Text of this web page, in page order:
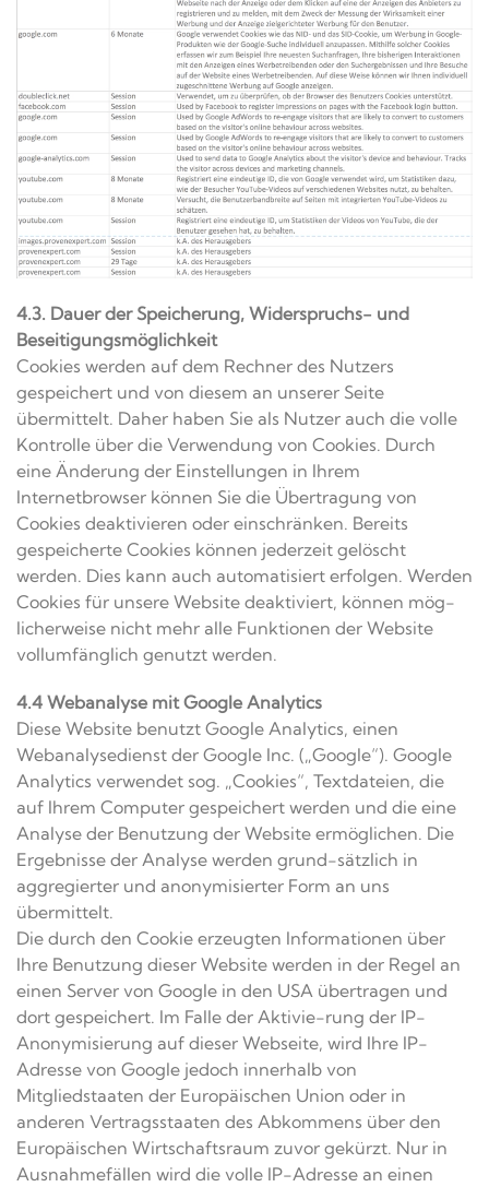
4.3. Dauer der Speicherung, Widerspruchs- und
Beseitigungsmöglichkeit
Cookies werden auf dem Rechner des Nutzers
gespeichert und von diesem an unserer Seite
übermittelt. Daher haben Sie als Nutzer auch die volle
Kontrolle über die Verwendung von Cookies. Durch
eine Änderung der Einstellungen in Ihrem
Internetbrowser können Sie die Übertragung von
Cookies deaktivieren oder einschränken. Bereits
gespeicherte Cookies können jederzeit gelöscht
werden. Dies kann auch automatisiert erfolgen. Werden
Cookies für unsere Website deaktiviert, können mög-
licherweise nicht mehr alle Funktionen der Website
vollumfänglich genutzt werden.
4.4 Webanalyse mit Google Analytics
Diese Website benutzt Google Analytics, einen
Webanalysedienst der Google Inc. („Google“). Google
Analytics verwendet sog. „Cookies“, Textdateien, die
auf Ihrem Computer gespeichert werden und die eine
Analyse der Benutzung der Website ermöglichen. Die
Ergebnisse der Analyse werden grund-sätzlich in
aggregierter und anonymisierter Form an uns
übermittelt.
Die durch den Cookie erzeugten Informationen über
Ihre Benutzung dieser Website werden in der Regel an
einen Server von Google in den USA übertragen und
dort gespeichert. Im Falle der Aktivie-rung der IP-
Anonymisierung auf dieser Webseite, wird Ihre IP-
Adresse von Google jedoch innerhalb von
Mitgliedstaaten der Europäischen Union oder in
anderen Vertragsstaaten des Abkommens über den
Europäischen Wirtschaftsraum zuvor gekürzt. Nur in
Ausnahmefällen wird die volle IP-Adresse an einen